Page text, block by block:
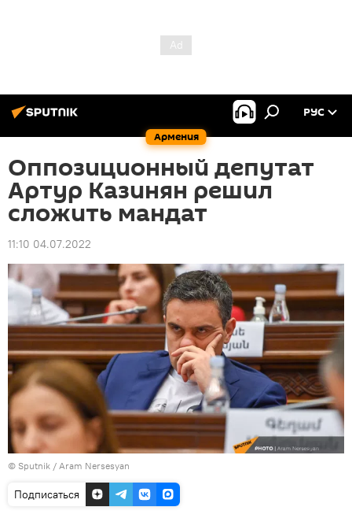
Армения
РУС
Оппозиционный депутат
Артур Казинян решил
сложить мандат
11:10 04.07.2022
© Sputnik / Aram Nersesyan
Подписаться